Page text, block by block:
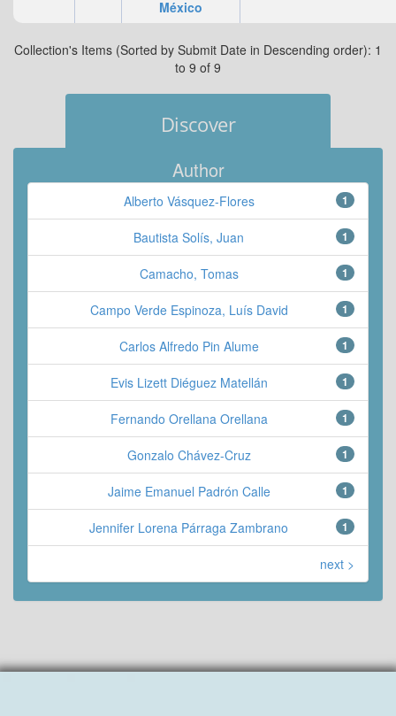
México
Collection's Items (Sorted by Submit Date in Descending order): 1
to 9 of 9
Discover
Author
1
Alberto Vásquez-Flores
1
Bautista Solís, Juan
1
Camacho, Tomas
1
Campo Verde Espinoza, Luís David
1
Carlos Alfredo Pin Alume
1
Evis Lizett Diéguez Matellán
1
Fernando Orellana Orellana
1
Gonzalo Chávez-Cruz
1
Jaime Emanuel Padrón Calle
1
Jennifer Lorena Párraga Zambrano
next >